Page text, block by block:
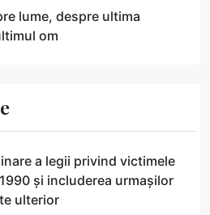
lume, despre ultima
om
a legii privind victimele
și includerea urmașilor
ulterior